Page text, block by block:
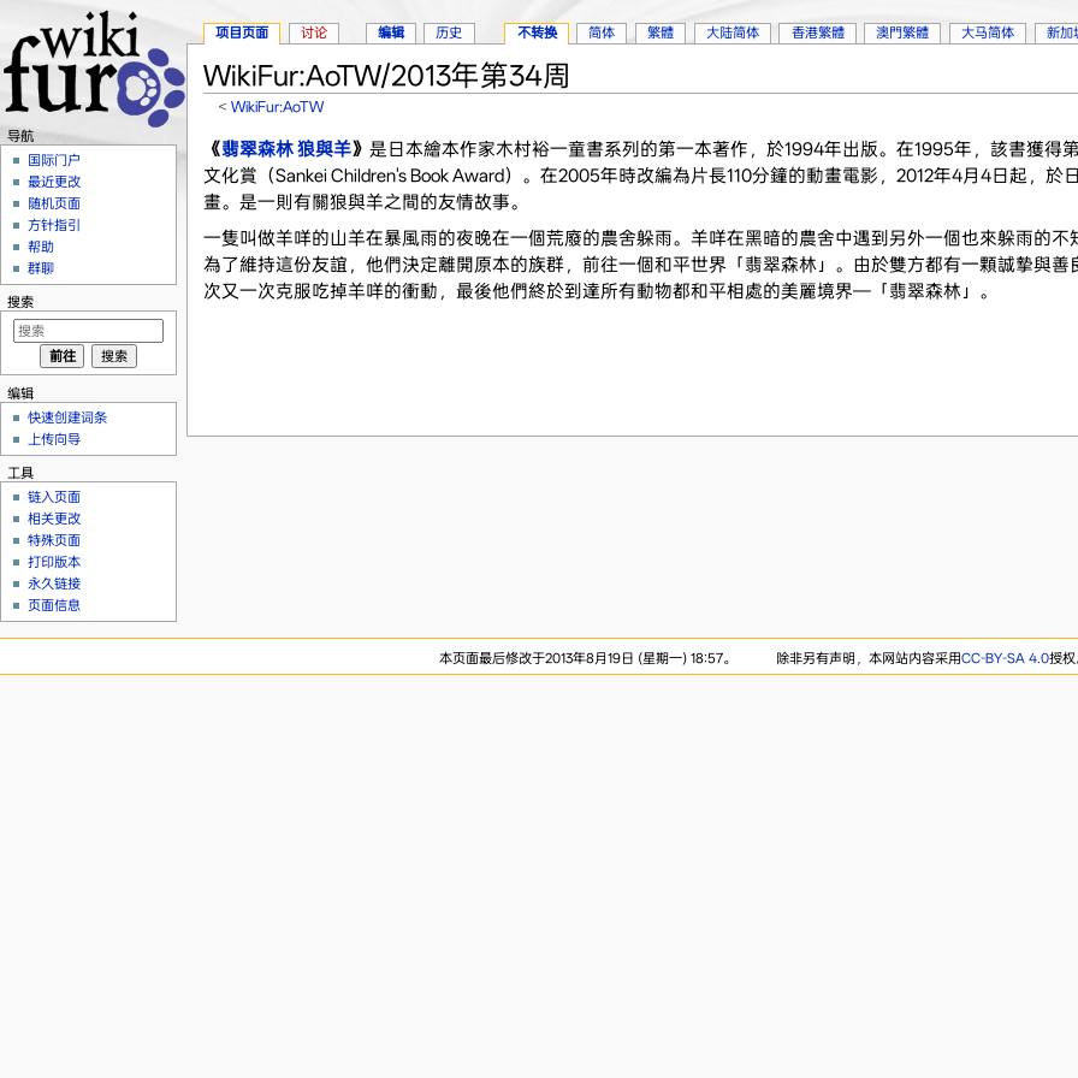
WikiFur:AoTW/2013年第34周
<WikiFur:AoTW
《翡翠森林 狼與羊》 是日本繪本作家木村裕一童書系列的第一本著作，於1994年出版。在1995年，該書獲得
文化賞（Sankei Children's Book Award）。在2005年時改編為片長110分鐘的動畫電影，2012年4月4日起，於
畫。是一則有關狼與羊之間的友情故事。
一隻叫做羊咩的山羊在暴風雨的夜晚在一個荒廢的農舍躲雨。羊咩在黑暗的農舍中遇到另外一個也來躲雨的不
為了維持這份友誼，他們決定離開原本的族群，前往一個和平世界「翡翠森林」。由於雙方都有一顆誠摯與善
次又一次克服吃掉羊咩的衝動，最後他們終於到達所有動物都和平相處的美麗境界—「翡翠森林」。
项目页面 讨论 编辑 历史 不转换 简体 繁體 大陆简体 香港繁體 澳門繁體 大马简体 新加
导航
国际门户
最近更改
随机页面
方针指引
帮助
群聊
搜索
编辑
快速创建词条
上传向导
工具
链入页面
相关更改
特殊页面
打印版本
永久链接
页面信息
本页面最后修改于2013年8月19日 (星期一) 18:57。 除非另有声明，本网站内容采用CC-BY-SA 4.0授权